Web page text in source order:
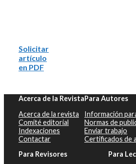
Solicitar
artículo
en PDF
Acerca de la Revista
Acerca de la revista
Comité editorial
Indexaciones
Contactar
Para Autores
Información
Normas de
Enviar trabajo
Certificados de
Para Revisores
Para